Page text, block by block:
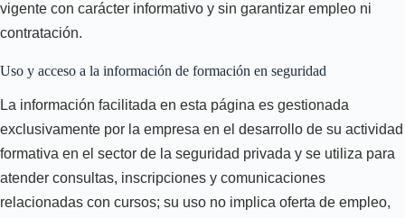
vigente con carácter informativo y sin garantizar empleo ni
contratación.
Uso y acceso a la información de formación en seguridad
La información facilitada en esta página es gestionada
exclusivamente por la empresa en el desarrollo de su actividad
formativa en el sector de la seguridad privada y se utiliza para
atender consultas, inscripciones y comunicaciones
relacionadas con cursos; su uso no implica oferta de empleo,